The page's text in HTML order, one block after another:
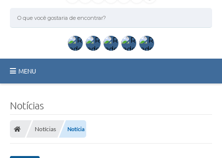
MENU
Licitações / PCA
Notícias
Notícias Notícia